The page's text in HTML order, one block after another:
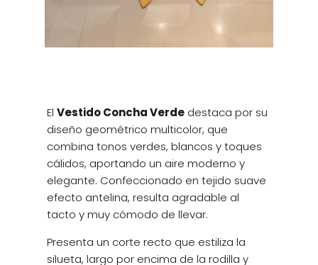
ElVestido Concha Verde destaca por su
diseño geométrico multicolor, que
combina tonos verdes, blancos y toques
cálidos, aportando un aire moderno y
elegante. Confeccionado en tejido suave
efecto antelina, resulta agradable al
tacto y muy cómodo de llevar.
Presenta un corte recto que estiliza la
silueta, largo por encima de la rodilla y